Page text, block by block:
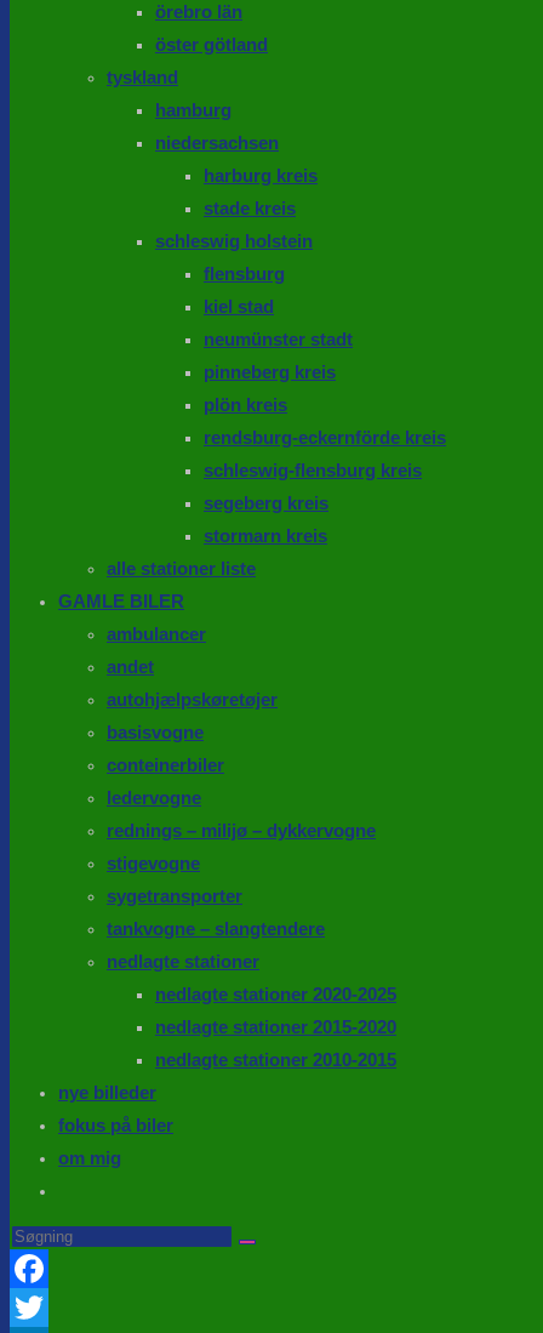
örebro län
öster götland
tyskland
hamburg
niedersachsen
harburg kreis
stade kreis
schleswig holstein
flensburg
kiel stad
neumünster stadt
pinneberg kreis
plön kreis
rendsburg-eckernförde kreis
schleswig-flensburg kreis
segeberg kreis
stormarn kreis
alle stationer liste
GAMLE BILER
ambulancer
andet
autohjælpskøretøjer
basisvogne
conteinerbiler
ledervogne
rednings – milijø – dykkervogne
stigevogne
sygetransporter
tankvogne – slangtendere
nedlagte stationer
nedlagte stationer 2020-2025
nedlagte stationer 2015-2020
nedlagte stationer 2010-2015
nye billeder
fokus på biler
om mig
website
Search
this
website
Facebook